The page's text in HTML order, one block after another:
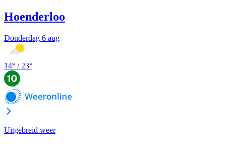
Hoenderloo
Donderdag 6 aug
14° /23°
Uitgebreid weer